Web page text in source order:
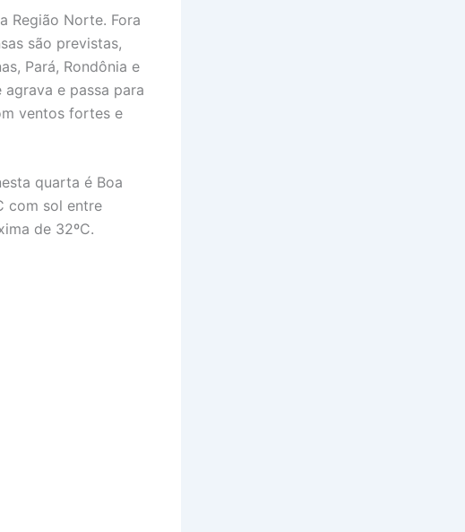
Região Norte. Fora
são previstas,
Pará, Rondônia e
e passa para
ventos fortes e
quarta é Boa
com sol entre
de 32ºC.